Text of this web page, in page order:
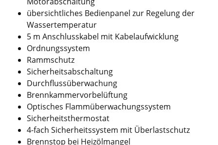
übersichtliches Bedienpanel zur Regelung der
Wassertemperatur
5 m Anschlusskabel mit Kabelaufwicklung
Ordnungssystem
Rammschutz
Sicherheitsabschaltung
Durchflussüberwachung
Brennkammervorbelüftung
Optisches Flammüberwachungssystem
Sicherheitsthermostat
4-fach Sicherheitssystem mit Überlastschutz
Brennstop bei Heizölmangel